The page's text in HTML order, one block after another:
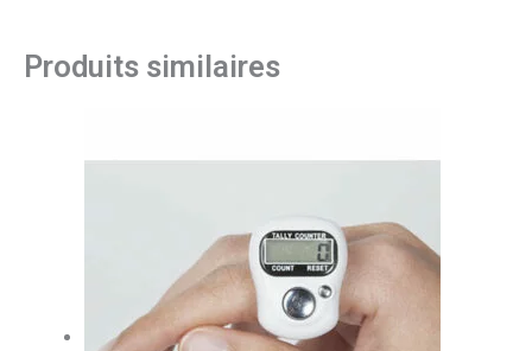
Produits similaires